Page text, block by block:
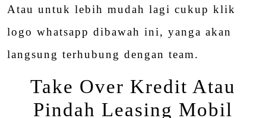
Atau untuk lebih mudah lagi cukup klik
logo whatsapp dibawah ini, yanga akan
langsung terhubung dengan team.
Take Over Kredit Atau
Pindah Leasing Mobil